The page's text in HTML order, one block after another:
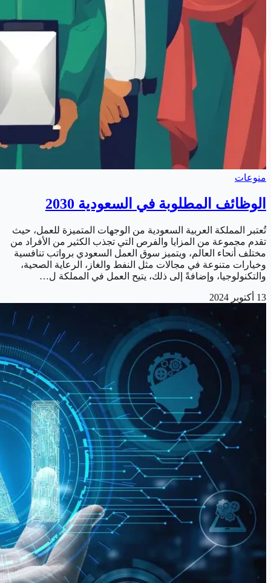
منوعات
الوظائف المطلوبة في السعودية 2030
تُعتبر المملكة العربية السعودية من الوجهات المتميزة للعمل، حيث
تقدم مجموعة من المزايا والفرص التي تجذب الكثير من الأفراد من
مختلف أنحاء العالم، ويتميز سوق العمل السعودي برواتب تنافسية
وخيارات متنوعة في مجالات مثل النفط والغاز، الرعاية الصحية،
والتكنولوجيا، وإضافةً إلى ذلك، يتيح العمل في المملكة ل…
13 أكتوبر 2024